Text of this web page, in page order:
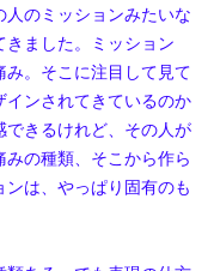
のミッションみたいな
ました。ミッション
。そこに注目して見て
ンされてきているのか
きるけれど、その人が
の種類、そこから作ら
は、やっぱり固有のも